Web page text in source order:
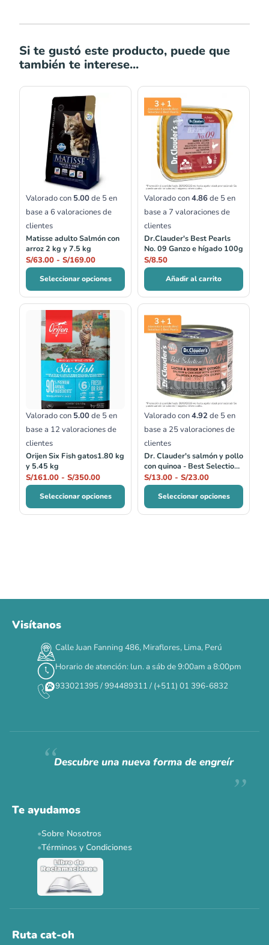
Si te gustó este producto, puede que
también te interese...
Valorado con 5.00de 5 en
base a 6 valoraciones de
clientes
Matisse adulto Salmón con
arroz 2 kg y 7.5 kg
S/63.00 - S/169.00
de
precios:
desde
S/63.00
hasta
S/169.00
Seleccionar opciones
Valorado con4.86de 5 en
base a 7 valoraciones de
clientes
Dr.Clauder's Best Pearls
No. 09 Ganzo e hígado 100g
S/8.50
Añadir al carrito
Valorado con 5.00de 5 en
base a 12 valoraciones de
clientes
Orijen Six Fish gatos1.80 kg
y 5.45 kg
S/161.00 - S/350.00
Rango
de
precios:
desde
hasta
S/350.00
Seleccionar opciones
Valorado con4.92de 5 en
base a 25valoraciones de
clientes
Dr. Clauder's salmón y pollo
con quinoa - Best Selection
no.04
S/13.00 - S/23.00
de
precios:
desde
S/13.00
hasta
S/23.00
Seleccionar opciones
DÍAS HORAS MIN SEG
✕
Siempre fuimosraros.
Ver todas las promos 🐾
Visítanos
Calle Juan Fanning 486, Miraflores, Lima, Perú
Horario de atención: lun. a sáb de 9:00am a 8:00pm
933021395 / 994489311 / (+511) 01 396-6832
Descubre una nueva forma de engreír
Te ayudamos
Sobre Nosotros
Términos y Condiciones
Ruta cat-oh